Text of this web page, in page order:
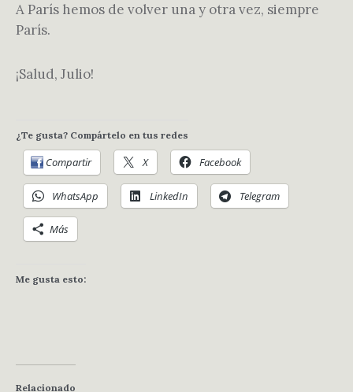
A París hemos de volver una y otra vez, siempre
París.
¡Salud, Julio!
¿Te gusta? Compártelo en tus redes
Compartir X Facebook
WhatsApp LinkedIn Telegram
Más
Me gusta esto:
Relacionado